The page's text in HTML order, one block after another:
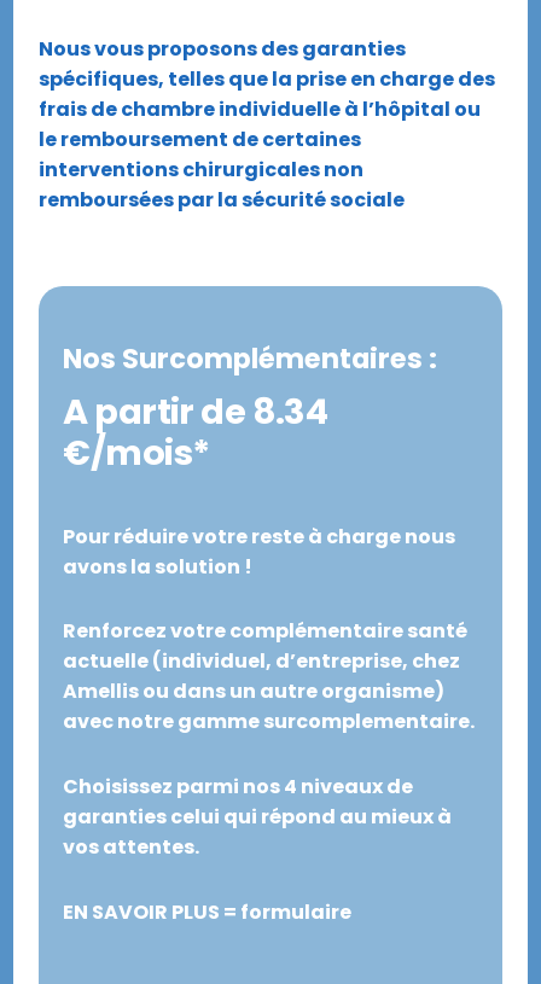
Nous vous proposons des garanties
spécifiques, telles que la prise en charge des
frais de chambre individuelle à l’hôpital ou
le remboursement de certaines
interventions chirurgicales non
remboursées par la sécurité sociale
Nos Surcomplémentaires :
A partir de 8.34
€/mois*
Pour réduire votre reste à charge nous
avons la solution !
Renforcez votre complémentaire santé
actuelle (individuel, d’entreprise, chez
Amellis ou dans un autre organisme)
avec notre gamme surcomplementaire.
Choisissez parmi nos 4 niveaux de
garanties celui qui répond au mieux à
vos attentes.
EN SAVOIR PLUS = formulaire